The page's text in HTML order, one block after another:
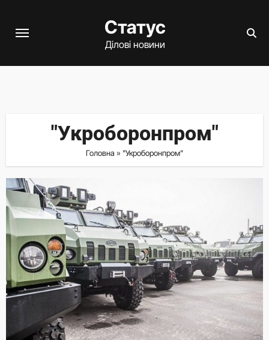
Статус
Ділові новини
"Укроборонпром"
Головна » "Укроборонпром"